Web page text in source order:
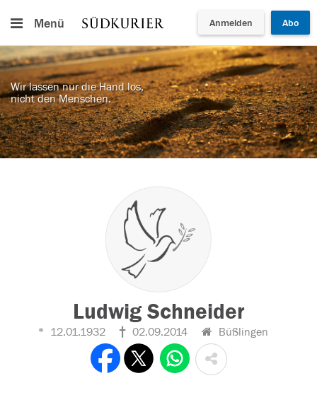
Menü Anmelden Abo
Wir lassen nur die Hand los,
nicht den Menschen.
Ludwig Schneider
12.01.1932 02.09.2014 Büßlingen